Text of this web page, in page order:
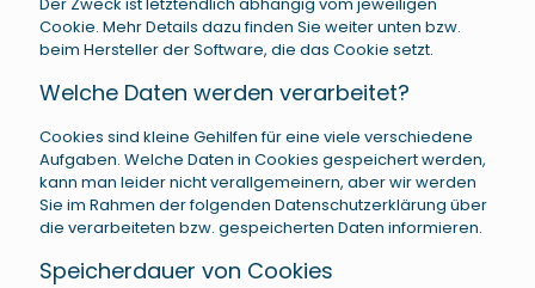
Cookie. Mehr Details dazu finden Sie weiter unten bzw.
beim Hersteller der Software, die das Cookie setzt.
Welche Daten werden verarbeitet?
Cookies sind kleine Gehilfen für eine viele verschiedene
Aufgaben. Welche Daten in Cookies gespeichert werden,
kann man leider nicht verallgemeinern, aber wir werden
Sie im Rahmen der folgenden Datenschutzerklärung über
die verarbeiteten bzw. gespeicherten Daten informieren.
Speicherdauer von Cookies